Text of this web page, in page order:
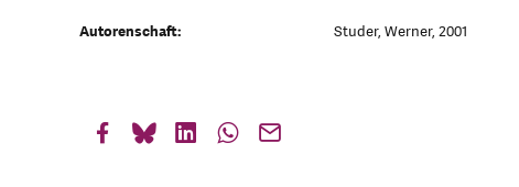
Autorenschaft: Studer, Werner, 2001